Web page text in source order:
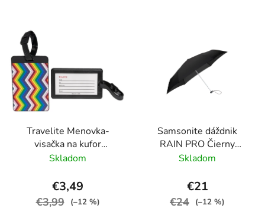
Travelite Menovka-
visačka na kufor
Multicolor Waves
Skladom
€3,49
€3,99 (–12 %)
Samsonite dáždnik
RAIN PRO Čierny
skladací manuálny
Skladom
€21
€24 (–12 %)